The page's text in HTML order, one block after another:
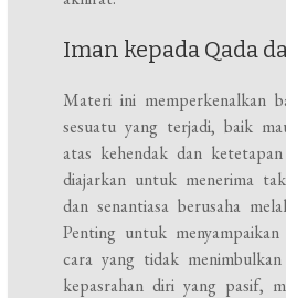
Iman kepada Qada
Materi ini memperkenalkan
sesuatu yang terjadi, baik
atas kehendak dan
diajarkan untuk menerima
dan senantiasa berusaha
Penting untuk
cara yang tidak
kepasrahan diri yang pasif,